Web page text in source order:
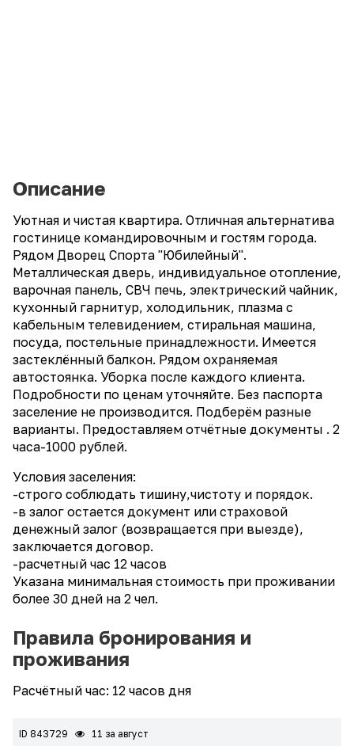
Описание
Уютная и чистая квартира. Отличная альтернатива
гостинице командировочным и гостям города.
Рядом Дворец Спорта "Юбилейный".
Металлическая дверь, индивидуальное отопление,
варочная панель, СВЧ печь, электрический чайник,
кухонный гарнитур, холодильник, плазма с
кабельным телевидением, стиральная машина,
посуда, постельные принадлежности. Имеется
застеклённый балкон. Рядом охраняемая
автостоянка. Уборка после каждого клиента.
Подробности по ценам уточняйте. Без паспорта
заселение не производится. Подберём разные
варианты. Предоставляем отчётные документы . 2
часа-1000 рублей.
Уcловия зaceления:
-cтрогo cоблюдaть тишину,чистоту и поpядoк.
-в залог oстaeтся докумeнт или стpaхoвoй
дeнежный зaлог (возвращается при выезде),
заключaeтся договор.
-расчетный час 12 часов
Указана минимальная стоимость при проживании
более 30 дней на 2 чел.
Правила бронирования и
проживания
Расчётный час: 12 часов дня
ID 843729 11 за август